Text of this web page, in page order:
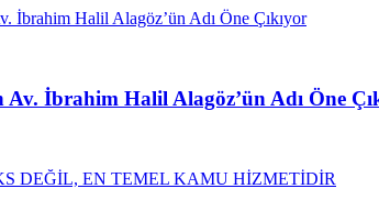
İbrahim Halil Alagöz’ün Adı Öne